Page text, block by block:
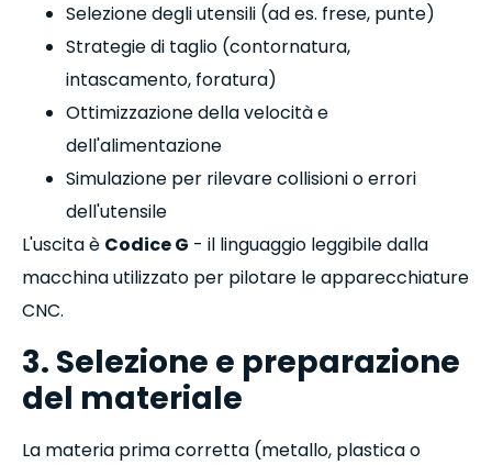
Selezione degli utensili (ad es. frese, punte)
Strategie di taglio (contornatura,
intascamento, foratura)
Ottimizzazione della velocità e
dell'alimentazione
Simulazione per rilevare collisioni o errori
dell'utensile
L'uscita è Codice G - il linguaggio leggibile dalla
macchina utilizzato per pilotare le apparecchiature
CNC.
3. Selezione e preparazione
del materiale
La materia prima corretta (metallo, plastica o